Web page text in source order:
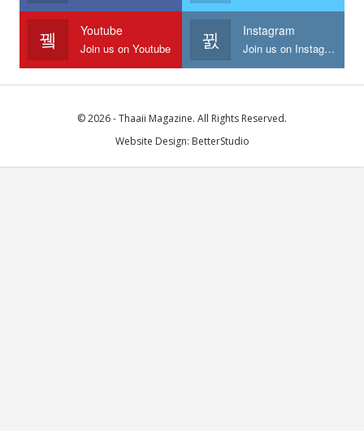
Youtube
Join us on Youtube
Instagram
Join us on Instagram
© 2026 - Thaaii Magazine. All Rights Reserved.
Website Design: BetterStudio